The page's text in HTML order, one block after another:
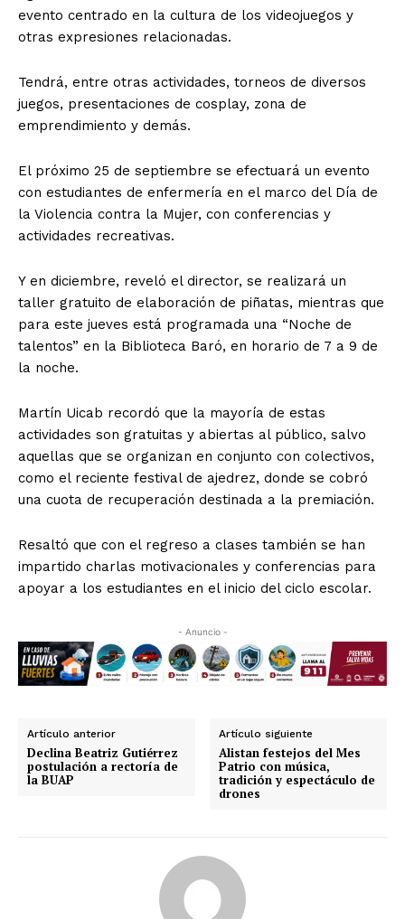
evento centrado en la cultura de los videojuegos y
otras expresiones relacionadas.
Tendrá, entre otras actividades, torneos de diversos
juegos, presentaciones de cosplay, zona de
emprendimiento y demás.
El próximo 25 de septiembre se efectuará un evento
con estudiantes de enfermería en el marco del Día de
la Violencia contra la Mujer, con conferencias y
actividades recreativas.
Y en diciembre, reveló el director, se realizará un
taller gratuito de elaboración de piñatas, mientras que
para este jueves está programada una “Noche de
talentos” en la Biblioteca Baró, en horario de 7 a 9 de
la noche.
Martín Uicab recordó que la mayoría de estas
actividades son gratuitas y abiertas al público, salvo
aquellas que se organizan en conjunto con colectivos,
como el reciente festival de ajedrez, donde se cobró
una cuota de recuperación destinada a la premiación.
Resaltó que con el regreso a clases también se han
impartido charlas motivacionales y conferencias para
apoyar a los estudiantes en el inicio del ciclo escolar.
- Anuncio -
Artículo anterior
Declina Beatriz Gutiérrez
postulación a rectoría de
la BUAP
Artículo siguiente
Alistan festejos del Mes
Patrio con música,
tradición y espectáculo de
drones